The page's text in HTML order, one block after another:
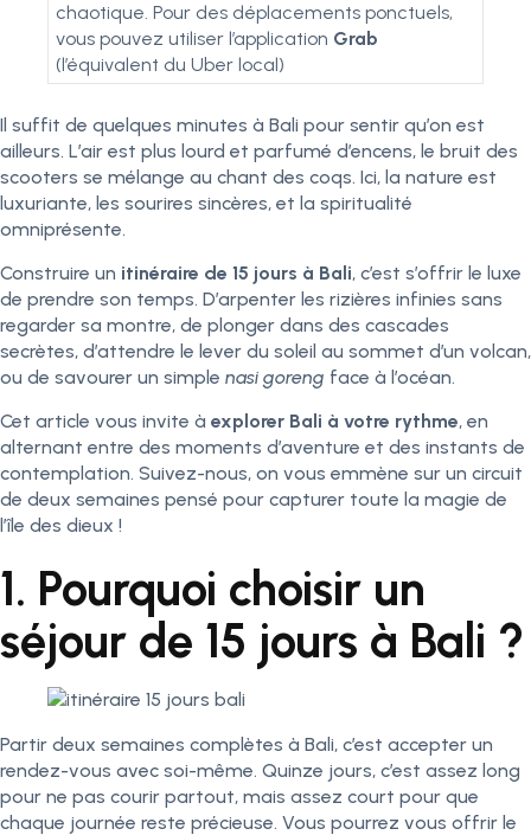
chaotique. Pour des déplacements ponctuels,
vous pouvez utiliser l’application Grab
(l’équivalent du Uber local)
Il suffit de quelques minutes à Bali pour sentir qu’on est
ailleurs. L’air est plus lourd et parfumé d’encens, le bruit des
scooters se mélange au chant des coqs. Ici, la nature est
luxuriante, les sourires sincères, et la spiritualité
omniprésente.
Construire un itinéraire de 15 jours à Bali, c’est s’offrir le luxe
de prendre son temps. D’arpenter les rizières infinies sans
regarder sa montre, de plonger dans des cascades
secrètes, d’attendre le lever du soleil au sommet d’un volcan,
ou de savourer un simple nasi goreng face à l’océan.
Cet article vous invite à explorer Bali à votre rythme, en
alternant entre des moments d’aventure et des instants de
contemplation. Suivez-nous, on vous emmène sur un circuit
de deux semaines pensé pour capturer toute la magie de
l’île des dieux !
1. Pourquoi choisir un
séjour de 15 jours à Bali ?
Partir deux semaines complètes à Bali, c’est accepter un
rendez-vous avec soi-même. Quinze jours, c’est assez long
pour ne pas courir partout, mais assez court pour que
chaque journée reste précieuse. Vous pourrez vous offrir le